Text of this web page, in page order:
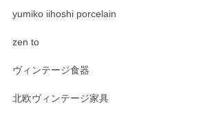
yumiko iihoshi porcelain
zen to
ヴィンテージ食器
北欧ヴィンテージ家具